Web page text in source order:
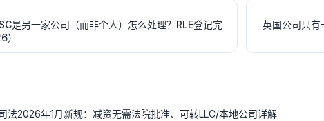
是另一家公司（而非个人）怎么处理？RLE登记完
）
英国公司只有
法2026年1月新规：减资无需法院批准、可转LLC/本地公司详解